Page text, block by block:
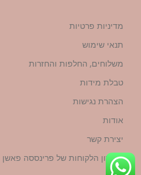
מדיניות פרטיות
תנאי שימוש
משלוחים, החלפות והחזרות
טבלת מידות
הצהרת נגישות
אודות
יצירת קשר
מועדון הלקוחות של פרינססה פאשן